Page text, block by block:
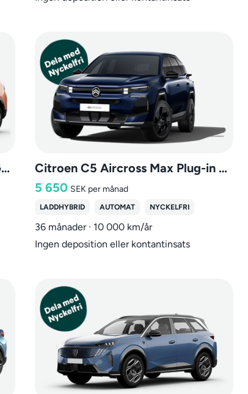
Opel Grandland Plug-in Hybrid GS Dragkrok
Citroen C5 Aircross Max Plug-in Hybrid
5 650 SEK per månad
LADDHYBRID AUTOMAT NYCKELFRI
36 månader · 10 000 km/år
Ingen deposition eller kontantinsats